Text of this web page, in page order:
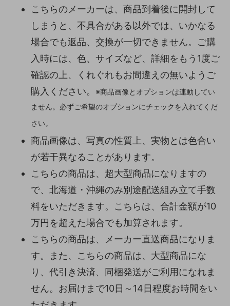
こちらのメーカーは、商品到着後に開封して
しまうと、不具合がある以外では、いかなる
場合でも返品、交換が一切できません。ご購
入時には、色、サイズなど、詳細をもう1度ご
確認の上、くれぐれもお間違えの無いようご
購入ください。
※商品画像とオプションは連動してい
ません。必ずご希望のオプションにチェックを入れてくだ
さい。
商品画像は、写真の性質上、実物とは色合い
が若干異なることがあります。
こちらの商品は、超大型商品になりますの
で、北海道・沖縄のみ別途配送組み立て手数
料をいただきます。こちらは、合計金額が10
万円を超えた場合でも加算されます。
こちらの商品は、メーカー直送商品になりま
す。また、こちらの商品は、大型商品にな
り、代引き決済、同梱発送がご利用になれま
せん。お届けまで10日～14日程度お時間をい